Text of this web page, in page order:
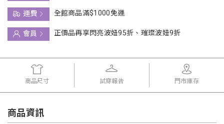
運費
全館商品滿$1000免運
會員
正價品再享閃亮波妞95折、璀璨波妞9折
商品尺寸 試穿報告 門市庫存
商品資訊